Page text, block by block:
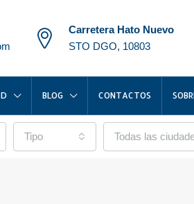
Carretera Hato Nuevo
STO DGO, 10803
BLOG CONTACTOS
Tipo Todas las